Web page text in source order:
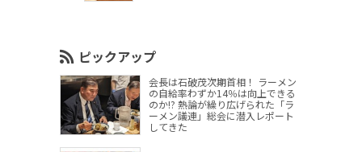
ピックアップ
会長は石破茂次期首相！ ラーメン
の自給率わずか14％は向上できる
のか!? 熱論が繰り広げられた「ラ
ーメン議連」総会に潜入レポート
してきた